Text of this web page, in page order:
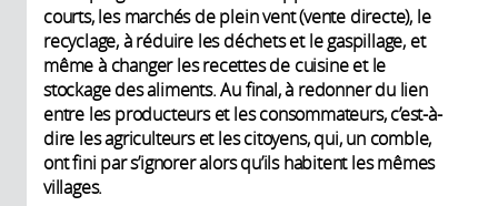
courts, les marchés de plein vent (vente directe), le
recyclage, à réduire les déchets et le gaspillage, et
même à changer les recettes de cuisine et le
stockage des aliments. Au final, à redonner du lien
entre les producteurs et les consommateurs, c’est-à-
dire les agriculteurs et les citoyens, qui, un comble,
ont fini par s’ignorer alors qu’ils habitent les mêmes
villages.